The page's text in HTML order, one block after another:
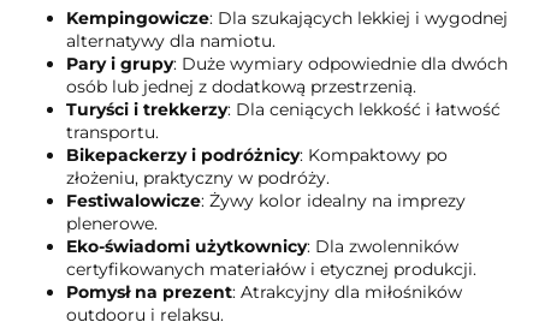
Kempingowicze: Dla szukających lekkiej i wygodnej
alternatywy dla namiotu.
Pary i grupy: Duże wymiary odpowiednie dla dwóch
osób lub jednej z dodatkową przestrzenią.
Turyści i trekkerzy: Dla ceniących lekkość i łatwość
transportu.
Bikepackerzy i podróżnicy: Kompaktowy po
złożeniu, praktyczny w podróży.
Festiwalowicze: Żywy kolor idealny na imprezy
plenerowe.
Eko-świadomi użytkownicy: Dla zwolenników
certyfikowanych materiałów i etycznej produkcji.
Pomysł na prezent: Atrakcyjny dla miłośników
outdooru i relaksu.